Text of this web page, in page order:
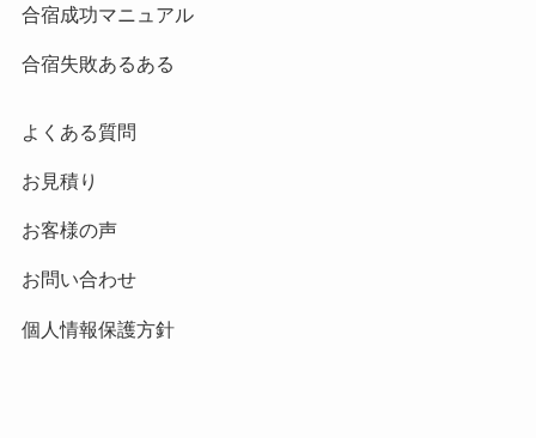
合宿成功マニュアル
合宿失敗あるある
よくある質問
お見積り
お客様の声
お問い合わせ
個人情報保護方針